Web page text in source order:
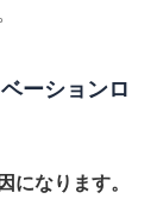
ーションロ
になります。